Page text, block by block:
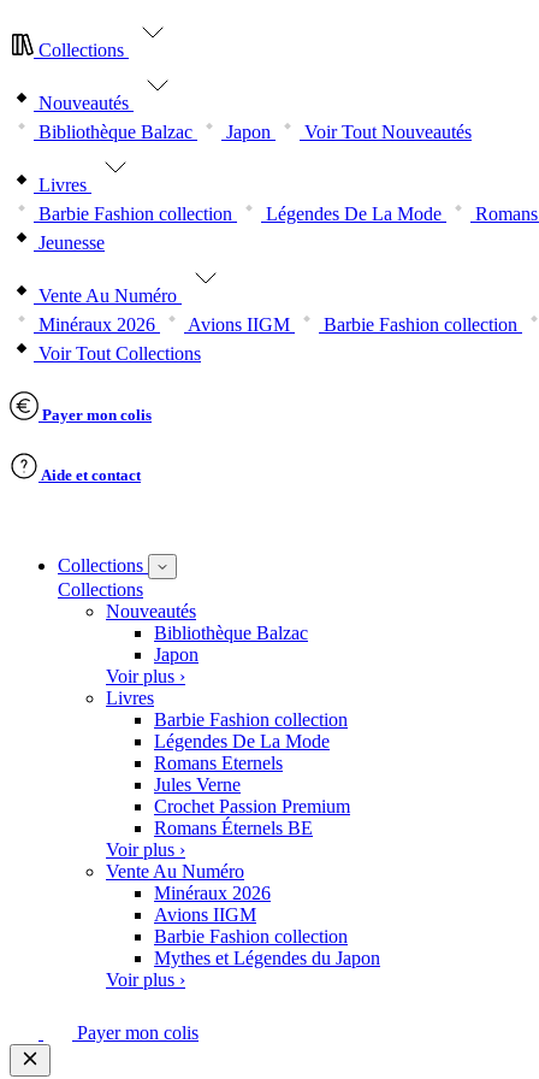
Collections
Nouveautés
Bibliothèque Balzac
Japon Voir Tout Nouveautés
Livres
Barbie Fashion collection
Légendes De La Mode
Jeunesse
Vente Au Numéro
Minéraux 2026
Avions IIGM Barbie Fashion collection
Voir Tout Collections
Payer mon colis
Aide et contact
Collections
Collections
Nouveautés
Bibliothèque Balzac
Japon
Voir plus ›
Livres
Barbie Fashion collection
Légendes De La Mode
Romans Eternels
Jules Verne
Crochet Passion Premium
Romans Éternels BE
Voir plus ›
Vente Au Numéro
Minéraux 2026
Avions IIGM
Barbie Fashion collection
Mythes et Légendes du Japon
Voir plus ›
Payer mon colis